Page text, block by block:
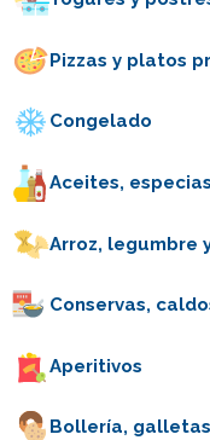
Pizzas y platos
Congelado
Aceites,
Arroz, legumbre
Conservas,
Aperitivos
Bollería,